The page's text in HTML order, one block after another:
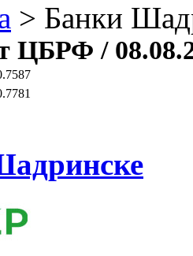
> Банки
ЦБРФ /